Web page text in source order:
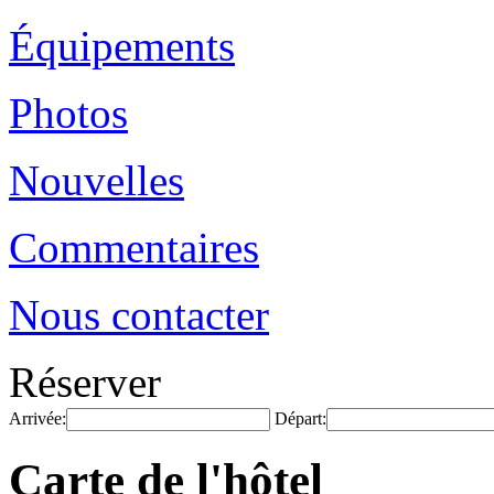
Équipements
Photos
Nouvelles
Commentaires
Nous contacter
Réserver
Arrivée: Départ:
Carte de l'hôtel